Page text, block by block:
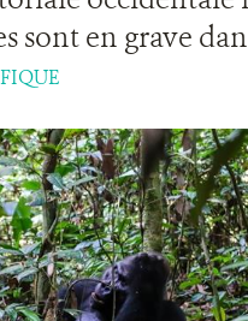
RESSOURCES
sont en grave